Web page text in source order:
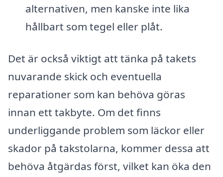
alternativen, men kanske inte lika
hållbart som tegel eller plåt.
Det är också viktigt att tänka på takets
nuvarande skick och eventuella
reparationer som kan behöva göras
innan ett takbyte. Om det finns
underliggande problem som läckor eller
skador på takstolarna, kommer dessa att
behöva åtgärdas först, vilket kan öka den